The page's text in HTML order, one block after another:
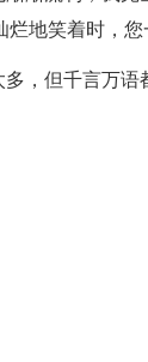
地笑着时，您
但千言万语